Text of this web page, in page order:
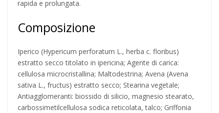
rapida e prolungata.
Composizione
Iperico (Hypericum perforatum L., herba c. floribus)
estratto secco titolato in ipericina; Agente di carica:
cellulosa microcristallina; Maltodestrina; Avena (Avena
sativa L., fructus) estratto secco; Stearina vegetale;
Antiagglomeranti: biossido di silicio, magnesio stearato,
carbossimetilcellulosa sodica reticolata, talco; Griffonia